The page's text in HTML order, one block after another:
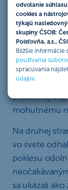
odvolanie
cookies a
týkajú
skupiny ČSOB:
Poisťovňa, a.s.,
Bližšie informácie
používania
spracúvania
údajov.
ale hovorí, že
trendov
Trend
minulého
svetovej
života.
pracovnej
mohutnému
Na druhej
vo svete
poklesu
sa ukázali